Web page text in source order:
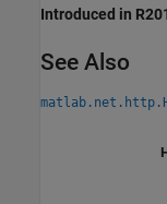
Introduced in
See Also